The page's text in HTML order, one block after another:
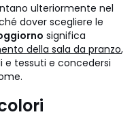
ulteriormente nel
dover scegliere le
significa
della sala da pranzo,
e tessuti e concedersi